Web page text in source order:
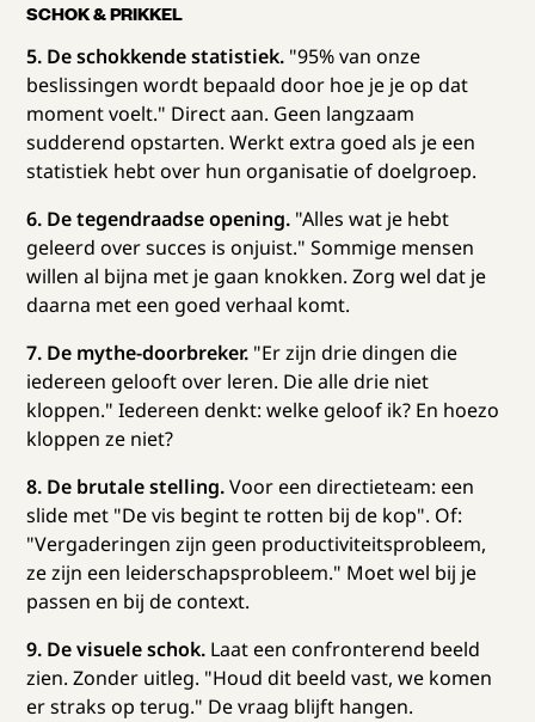
SCHOK & PRIKKEL
5. De schokkende statistiek. "95% van onze
beslissingen wordt bepaald door hoe je je op dat
moment voelt." Direct aan. Geen langzaam
sudderend opstarten. Werkt extra goed als je een
statistiek hebt over hun organisatie of doelgroep.
6. De tegendraadse opening. "Alles wat je hebt
geleerd over succes is onjuist." Sommige mensen
willen al bijna met je gaan knokken. Zorg wel dat je
daarna met een goed verhaal komt.
7. De mythe-doorbreker. "Er zijn drie dingen die
iedereen gelooft over leren. Die alle drie niet
kloppen." Iedereen denkt: welke geloof ik? En hoezo
kloppen ze niet?
8. De brutale stelling.Voor een directieteam: een
slide met "De vis begint te rotten bij de kop". Of:
"Vergaderingen zijn geen productiviteitsprobleem,
ze zijn een leiderschapsprobleem." Moet wel bij je
passen en bij de context.
9. De visuele schok. Laat een confronterend beeld
zien. Zonder uitleg. "Houd dit beeld vast, we komen
er straks op terug." De vraag blijft hangen.